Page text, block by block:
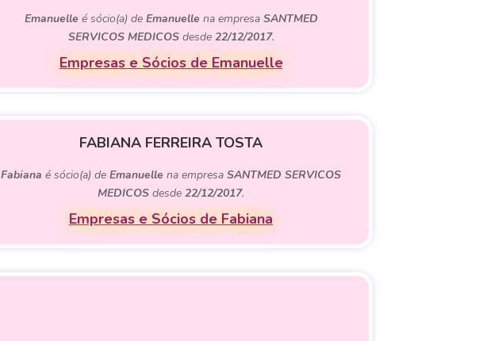
Emanuelle é sócio(a) de Emanuelle na empresa SANTMED
SERVICOS MEDICOSdesde 22/12/2017.
Empresas e Sócios de Emanuelle
FABIANA FERREIRA TOSTA
Fabiana é sócio(a) deEmanuelle na empresaSANTMED SERVICOS
MEDICOS desde22/12/2017.
Empresas e Sócios de Fabiana